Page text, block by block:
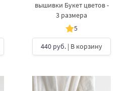
вышивки Букет цветов -
3 размера
5
440 руб. | В корзину